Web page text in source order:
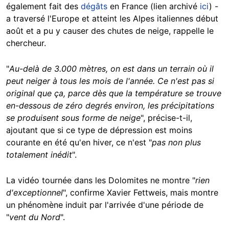
également fait des dégâts en France (lien archivé ici) -
a traversé l'Europe et atteint les Alpes italiennes début
août et a pu y causer des chutes de neige, rappelle le
chercheur.
"Au-delà de 3.000 mètres, on est dans un terrain où il
peut neiger à tous les mois de l'année. Ce n'est pas si
original que ça, parce dès que la température se trouve
en-dessous de zéro degrés environ, les précipitations
se produisent sous forme de neige", précise-t-il,
ajoutant que si ce type de dépression est moins
courante en été qu'en hiver, ce n'est "pas non plus
totalement inédit".
La vidéo tournée dans les Dolomites ne montre "rien
d'exceptionnel", confirme Xavier Fettweis, mais montre
un phénomène induit par l'arrivée d'une période de
"vent du Nord".